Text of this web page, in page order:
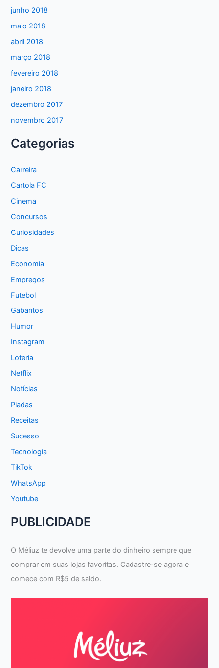
junho 2018
maio 2018
abril 2018
março 2018
fevereiro 2018
janeiro 2018
dezembro 2017
novembro 2017
Categorias
Carreira
Cartola FC
Cinema
Concursos
Curiosidades
Dicas
Economia
Empregos
Futebol
Gabaritos
Humor
Instagram
Loteria
Netflix
Notícias
Piadas
Receitas
Sucesso
Tecnologia
TikTok
WhatsApp
Youtube
PUBLICIDADE
O Méliuz te devolve uma parte do dinheiro sempre que
comprar em suas lojas favoritas. Cadastre-se agora e
comece com R$5 de saldo.